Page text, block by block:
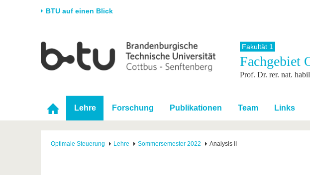
BTU auf einen Blick
Universität
Karriere & Engagement
Partnerschaften &
Strukturwandel
Forschung
Förderung
Wissenschaftlicher
Nachwuchs
Studium
Studienangebot
Im Studium
Nach dem Studium
Mit
Für
Fakultät 1
Fachgebiet
Prof. Dr. rer. nat.
Lehre Forschung Publikationen Team Links
Optimale Steuerung Lehre Sommersemester 2022 Analysis II